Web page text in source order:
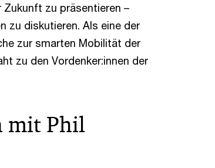
zu präsentieren –
zu diskutieren. Als eine der
zur smarten Mobilität der
zu den Vordenker:innen der
mit Phil